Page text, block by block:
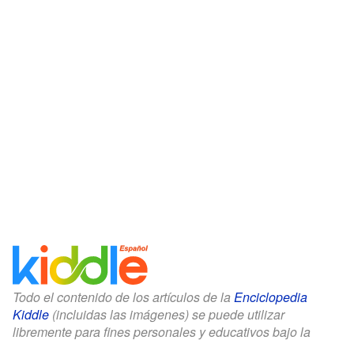
Todo el contenido de los artículos de la Enciclopedia
Kiddle (incluidas las imágenes) se puede utilizar
libremente para fines personales y educativos bajo la